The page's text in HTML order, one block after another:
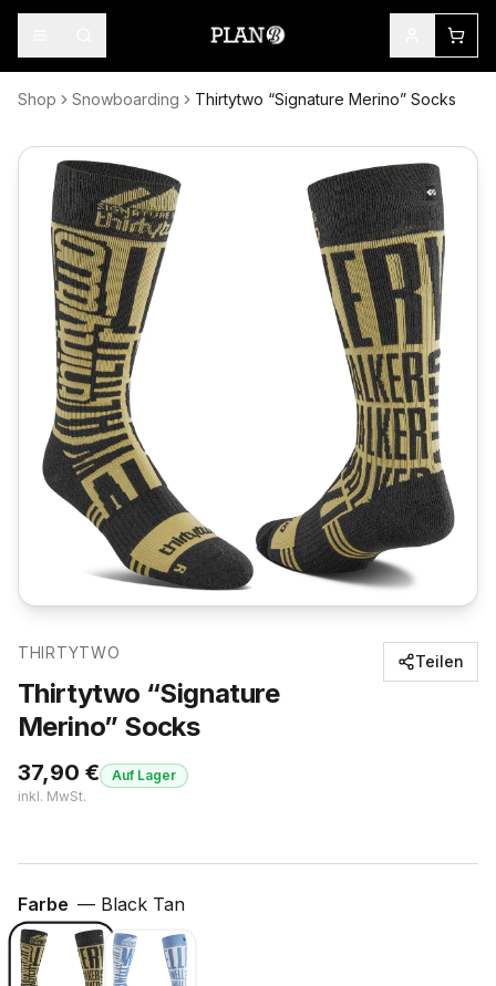
Shop Snowboarding Thirtytwo “Signature Merino” Socks
THIRTYTWO
Thirtytwo “Signature
Merino” Socks
37,90 €
inkl. MwSt.
Auf Lager
Teilen
Farbe — Black Tan